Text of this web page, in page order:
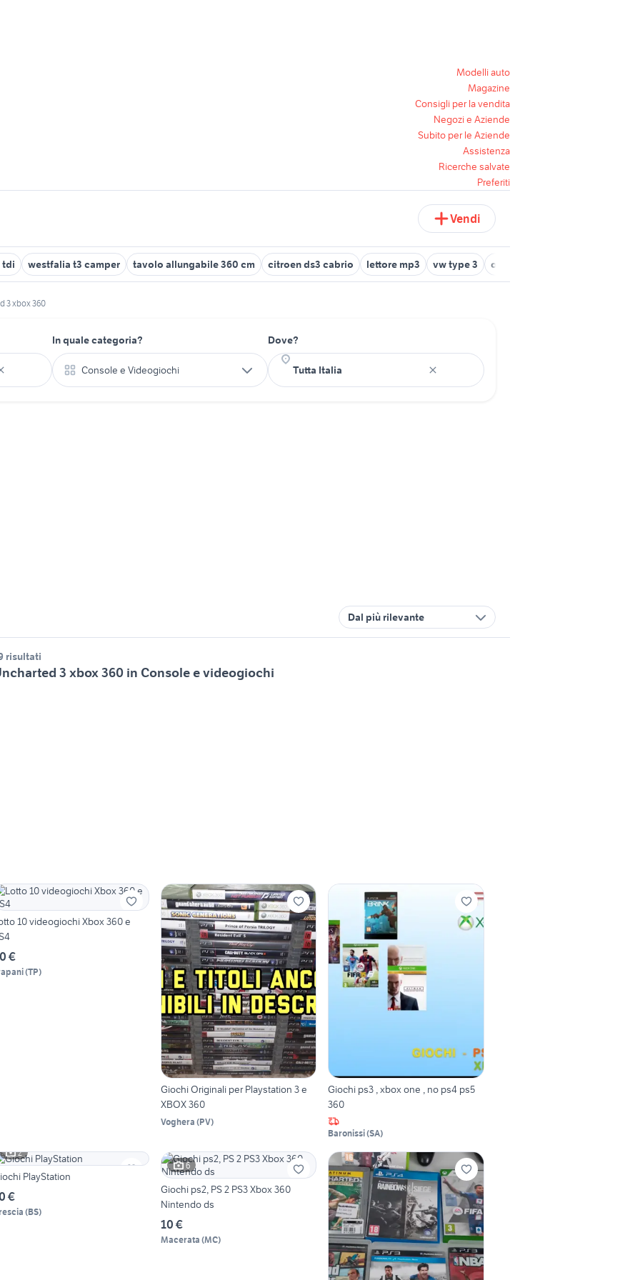
Modelli auto
Magazine
Consigli per la vendita
Negozi e Aziende
Subito per le Aziende
Assistenza
Ricerche salvate
Preferiti
Vendi
tdi westfalia t3 camper tavolo allungabile 360 cm citroen ds3 cabrio lettore mp3 vw type 3 ombrellone 3x3 giardino
3 xbox 360
In quale categoria?
Console e Videogiochi
Dove?
Dal più rilevante
risultati
3 xbox 360 in Console e videogiochi
10 videogiochi Xbox 360 e
€
(TP)
Giochi Originali per Playstation 3 e
XBOX 360
Voghera (PV)
Giochi ps3 , xbox one , no ps4 ps5
360
Baronissi(SA)
2
PlayStation
€
(BS)
6
Giochi ps2, PS 2 PS3 Xbox 360
Nintendo ds
10 €
Macerata (MC)